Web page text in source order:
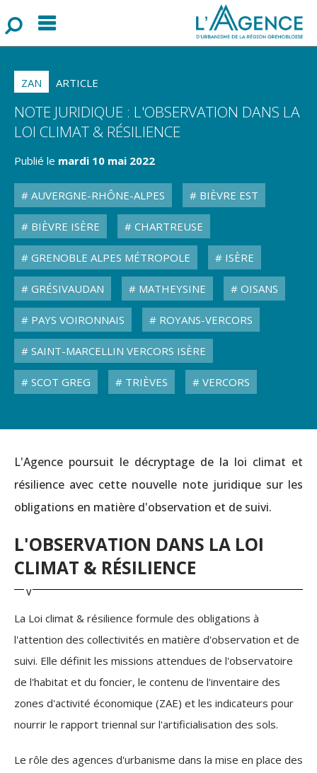
Menu
ZAN ARTICLE
NOTE JURIDIQUE : L'OBSERVATION DANS LA
LOI CLIMAT & RÉSILIENCE
Publié le mardi 10 mai 2022
AUVERGNE-RHÔNE-ALPES BIÈVRE EST
BIÈVRE ISÈRE CHARTREUSE
GRENOBLE ALPES MÉTROPOLE ISÈRE
GRÉSIVAUDAN MATHEYSINE OISANS
PAYS VOIRONNAIS ROYANS-VERCORS
SAINT-MARCELLIN VERCORS ISÈRE
SCOT GREG TRIÈVES VERCORS
L'Agence poursuit le décryptage de la loi climat et
résilience avec cette nouvelle note juridique sur les
obligations en matière d'observation et de suivi.
L'OBSERVATION DANS LA LOI
CLIMAT & RÉSILIENCE
La Loi climat & résilience formule des obligations à
l'attention des collectivités en matière d'observation et de
suivi. Elle définit les missions attendues de l'observatoire
de l'habitat et du foncier, le contenu de l'inventaire des
zones d'activité économique (ZAE) et les indicateurs pour
nourrir le rapport triennal sur l'artificialisation des sols.
Le rôle des agences d'urbanisme dans la mise en place des